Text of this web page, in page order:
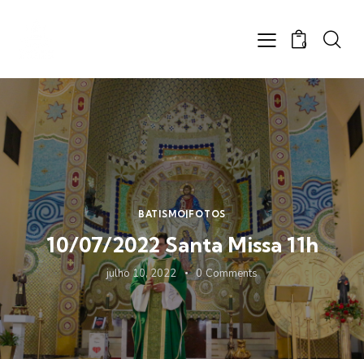
0
BATISMO|FOTOS
10/07/2022 Santa Missa 11h
julho 10, 2022 0 Comments